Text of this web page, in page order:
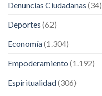
Denuncias Ciudadanas (34)
Deportes (62)
Economía(1.304)
Empoderamiento (1.192)
Espiritualidad(306)